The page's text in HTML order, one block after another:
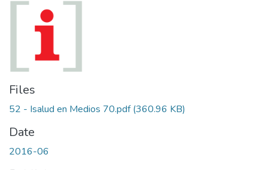
Files
52 - Isalud en Medios 70.pdf(360.96 KB)
Date
2016-06